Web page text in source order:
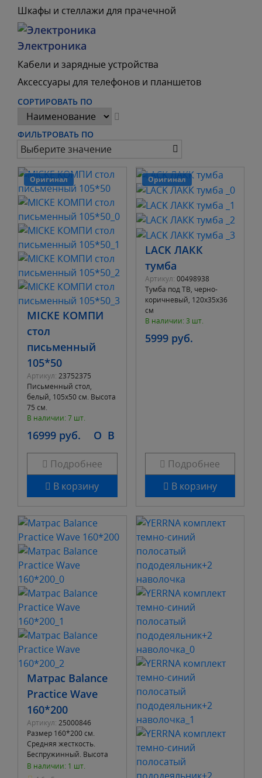
Шкафы и стеллажи для прачечной
Электроника
Кабели и зарядные устройства
Аксессуары для телефонов и планшетов
СОРТИРОВАТЬ ПО
ФИЛЬТРОВАТЬ ПО
Выберите значение
Оригинал
MICKE КОМПИ
стол
письменный
105*50
Артикул: 23752375
Письменный стол,
белый, 105x50 см. Высота
75 см.
В наличии: 7 шт.
16999 руб. O B
Подробнее
В корзину
Оригинал
LACK ЛАКК
тумба
Артикул: 00498938
Тумба под ТВ, черно-
коричневый, 120x35x36
см
В наличии: 3 шт.
5999 руб.
Подробнее
В корзину
Матрас Balance
Practice Wave
160*200
Артикул: 25000846
Размер 160*200 см.
Средняя жесткость.
Беспружинный. Высота
13 см. Пена AirFlowFoam с
резкой волна, Пена
В наличии: 1 шт.